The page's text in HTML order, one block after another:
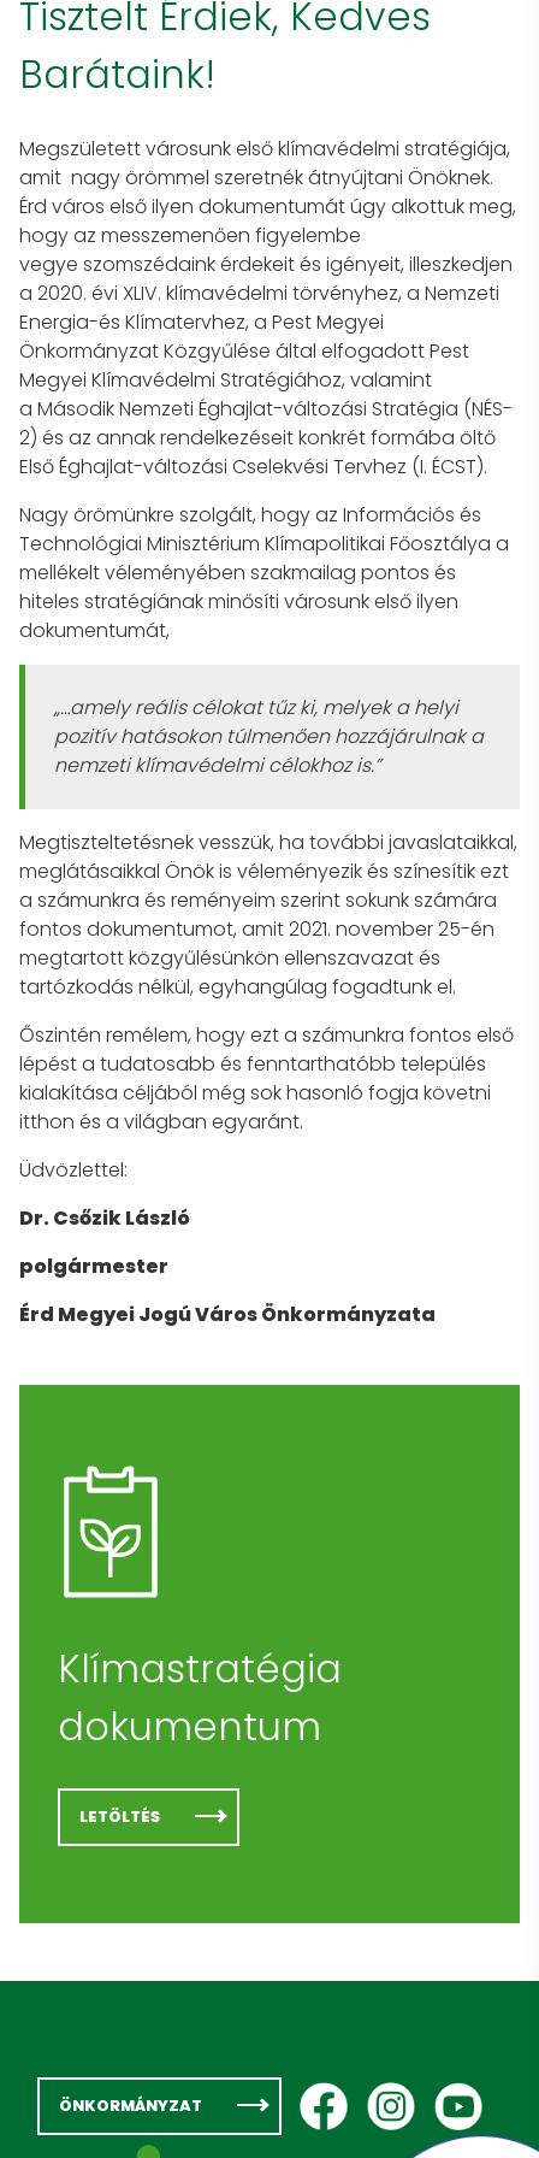
Tisztelt Érdiek, Kedves
Barátaink!
Megszületett városunk első klímavédelmi stratégiája,
amit nagy örömmel szeretnék átnyújtani Önöknek.
Érd város első ilyen dokumentumát úgy alkottuk meg,
hogy az messzemenően figyelembe
vegye szomszédaink érdekeit és igényeit, illeszkedjen
a 2020. évi XLIV. klímavédelmi törvényhez, a Nemzeti
Energia-és Klímatervhez, a Pest Megyei
Önkormányzat Közgyűlése által elfogadott Pest
Megyei Klímavédelmi Stratégiához, valamint
a Második Nemzeti Éghajlat-változási Stratégia (NÉS-
2) és az annak rendelkezéseit konkrét formába öltő
Első Éghajlat-változási Cselekvési Tervhez (I. ÉCST).
Nagy örömünkre szolgált, hogy az Információs és
Technológiai Minisztérium Klímapolitikai Főosztálya a
mellékelt véleményében szakmailag pontos és
hiteles stratégiának minősíti városunk első ilyen
dokumentumát,
„…amely reális célokat tűz ki, melyek a helyi
pozitív hatásokon túlmenően hozzájárulnak a
nemzeti klímavédelmi célokhoz is.”
Megtiszteltetésnek vesszük, ha további javaslataikkal,
meglátásaikkal Önök is véleményezik és színesítik ezt
a számunkra és reményeim szerint sokunk számára
fontos dokumentumot, amit 2021. november 25-én
megtartott közgyűlésünkön ellenszavazat és
tartózkodás nélkül, egyhangúlag fogadtunk el.
Őszintén remélem, hogy ezt a számunkra fontos első
lépést a tudatosabb és fenntarthatóbb település
kialakítása céljából még sok hasonló fogja követni
itthon és a világban egyaránt.
Üdvözlettel:
Dr. Csőzik László
polgármester
Érd Megyei Jogú Város Önkormányzata
Klímastratégia
dokumentum
LETÖLTÉS
ÖNKORMÁNYZAT